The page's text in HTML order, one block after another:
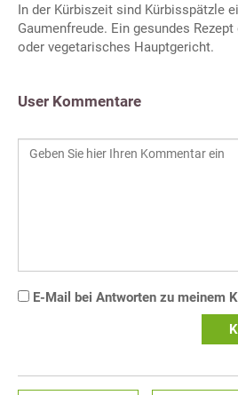
In der Kürbiszeit sind Kürbisspätzle
Gaumenfreude. Ein gesundes
oder vegetarisches Hauptgericht.
User Kommentare
E-Mail bei Antworten zu meinem